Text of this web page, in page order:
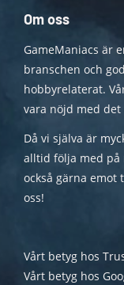
Om oss
GameManiacs är
branschen och
hobbyrelaterat.
vara nöjd med det
Då vi själva är
alltid följa med
också gärna emot
oss!
Vårt betyg hos
Vårt betyg hos